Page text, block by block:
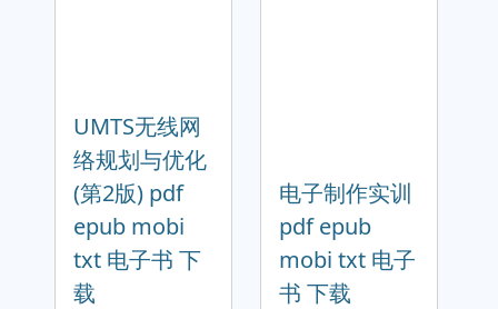
UMTS无线网
络规划与优化
(第2版) pdf
epub mobi
txt 电子书 下
载
电子制作实训
pdf epub
mobi txt 电子
书 下载